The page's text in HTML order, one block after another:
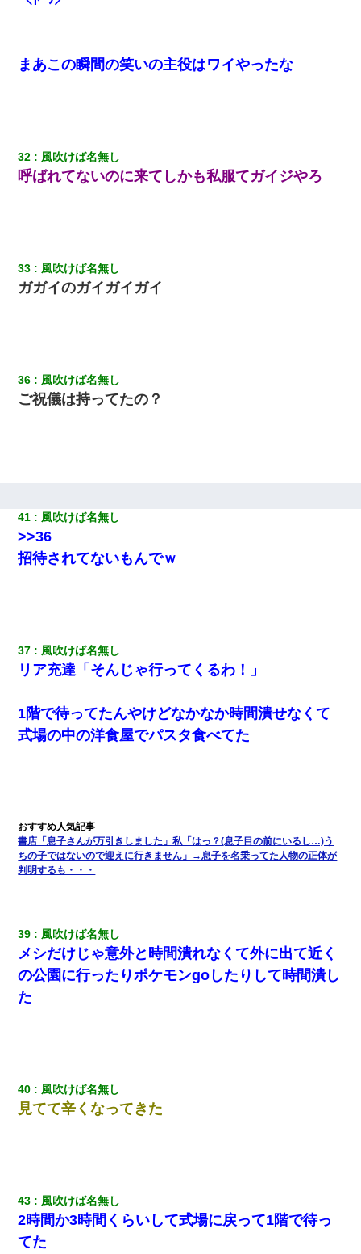
まあこの瞬間の笑いの主役はワイやったな
32 風吹けば名無し
呼ばれてないのに来てしかも私服てガイジやろ
33 風吹けば名無し
ガガイのガイガイガイ
36 風吹けば名無し
ご祝儀は持ってたの？
41 風吹けば名無し
>>36
招待されてないもんでｗ
37 風吹けば名無し
リア充達「そんじゃ行ってくるわ！」
1階で待ってたんやけどなかなか時間潰せなくて
式場の中の洋食屋でパスタ食べてた
書店「息子さんが万引きしました」私「はっ？(息子目の前にいるし…)う
ちの子ではないので迎えに行きません」→息子を名乗ってた人物の正体が
判明するも・・・
39 風吹けば名無し
メシだけじゃ意外と時間潰れなくて外に出て近く
の公園に行ったりポケモンgoしたりして時間潰し
た
40 風吹けば名無し
見てて辛くなってきた
43 風吹けば名無し
2時間か3時間くらいして式場に戻って1階で待っ
てた